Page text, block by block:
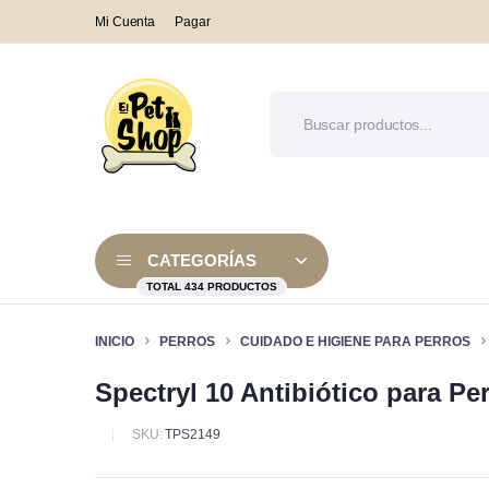
Mi Cuenta Pagar
CATEGORÍAS
TOTAL 434 PRODUCTOS
Alimento Seco
Alimento Húmedo
Alimento medicado
Camas y
Arneses
Alimentos
Alimento medicado
Alimento Seco
INICIO PERROS CUIDADO E HIGIENE PARA PERROS
Spectryl 10 Antibiótico para
SKU:TPS2149